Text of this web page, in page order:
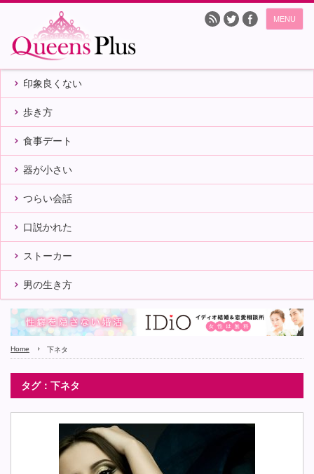
MENU
印象良くない
歩き方
食事デート
器が小さい
つらい会話
口説かれた
ストーカー
男の生き方
Home 下ネタ
タグ：下ネタ